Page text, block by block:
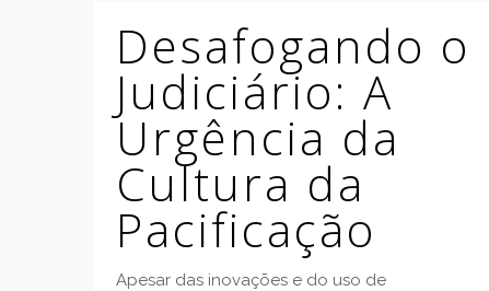
Desafogando o
Judiciário: A
Urgência da
Cultura da
Pacificação
Apesar das inovações e do uso de